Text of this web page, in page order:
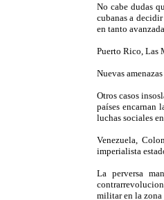
No cabe dudas
cubanas a
en tanto
Puerto Rico, Las
Nuevas
Otros casos
países encarnan
luchas sociales
Venezuela,
imperialista
La perversa
militar en la zona